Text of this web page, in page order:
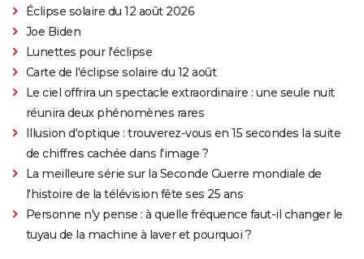
Éclipse solaire du 12 août 2026
Joe Biden
Lunettes pour l'éclipse
Carte de l'éclipse solaire du 12 août
Le ciel offrira un spectacle extraordinaire : une seule nuit
réunira deux phénomènes rares
Illusion d'optique : trouverez-vous en 15 secondes la suite
de chiffres cachée dans l'image ?
La meilleure série sur la Seconde Guerre mondiale de
l'histoire de la télévision fête ses 25 ans
Personne n'y pense : à quelle fréquence faut-il changer le
tuyau de la machine à laver et pourquoi ?